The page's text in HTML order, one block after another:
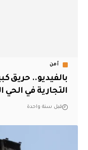
أمن
بالفيديو.. حريق
التجارية في
قبل سنة واحدة